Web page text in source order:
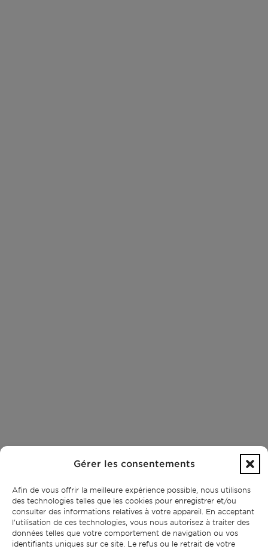
Gérer les consentements
Afin de vous offrir la meilleure expérience possible, nous utilisons
des technologies telles que les cookies pour enregistrer et/ou
consulter des informations relatives à votre appareil. En acceptant
l'utilisation de ces technologies, vous nous autorisez à traiter des
données telles que votre comportement de navigation ou vos
identifiants uniques sur ce site. Le refus ou le retrait de votre